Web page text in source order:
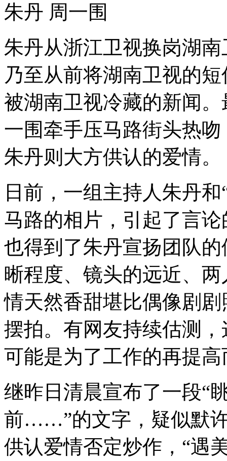
朱丹 周一围
朱丹从浙江卫视换岗湖
乃至从前将湖南卫视的
被湖南卫视冷藏的新闻
一围牵手压马路街头热
朱丹则大方供认的爱情。
日前，一组主持人朱丹
马路的相片，引起了言
也得到了朱丹宣扬团队
晰程度、镜头的远近、
情天然香甜堪比偶像剧
摆拍。有网友持续估测
可能是为了工作的再提
继昨日清晨宣布了一段“
前……”的文字，疑似默
供认爱情否定炒作，“遇